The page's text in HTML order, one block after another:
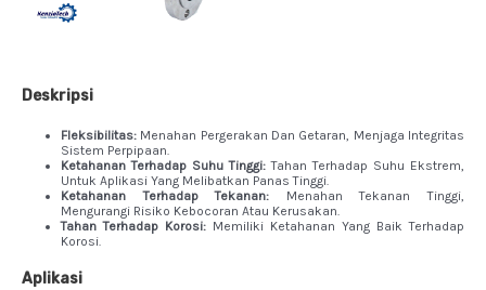
Deskripsi
Fleksibilitas: Menahan Pergerakan Dan Getaran, Menjaga Integritas
Sistem Perpipaan.
Ketahanan Terhadap Suhu Tinggi: Tahan Terhadap Suhu Ekstrem,
Untuk Aplikasi Yang Melibatkan Panas Tinggi.
Ketahanan Terhadap Tekanan: Menahan Tekanan Tinggi,
Mengurangi Risiko Kebocoran Atau Kerusakan.
Tahan Terhadap Korosi: Memiliki Ketahanan Yang Baik Terhadap
Korosi.
Aplikasi